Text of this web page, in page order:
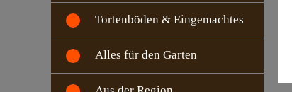
Tortenböden & Eingemachtes
Alles für den Garten